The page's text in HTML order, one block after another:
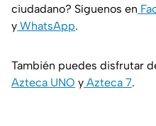
ciudadano? Síguenos en
y WhatsApp.
También puedes disfrutar
Azteca UNO y Azteca 7.